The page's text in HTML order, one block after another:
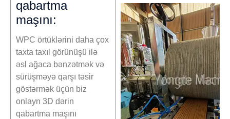
qabartma
maşını:
WPC örtüklərini daha çox
taxta taxıl görünüşü ilə
əsl ağaca bənzətmək və
sürüşməyə qarşı təsir
göstərmək üçün biz
onlayn 3D dərin
qabartma maşını